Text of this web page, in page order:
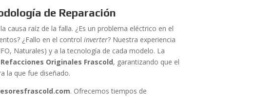
de Reparación
raíz de la falla. ¿Es un problema eléctrico en el
¿Fallo en el controlinverter? Nuestra experiencia
Naturales) y a la tecnología de cada modelo. La
Refacciones Originales Frascold, garantizando que el
la que fue diseñado.
. Ofrecemos tiempos de